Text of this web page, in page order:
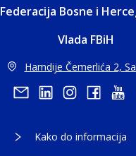
Federacija Bosne i
Vlada FBiH
Hamdije Čemerlića 2,
Kako do informacija